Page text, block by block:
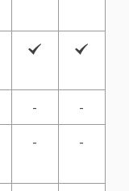
 
-
-
- -